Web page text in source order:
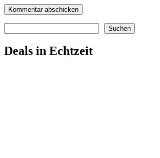
Suchen
Deals in Echtzeit